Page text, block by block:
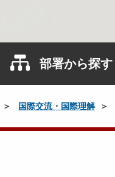
部署から探す
国際交流・国際理解